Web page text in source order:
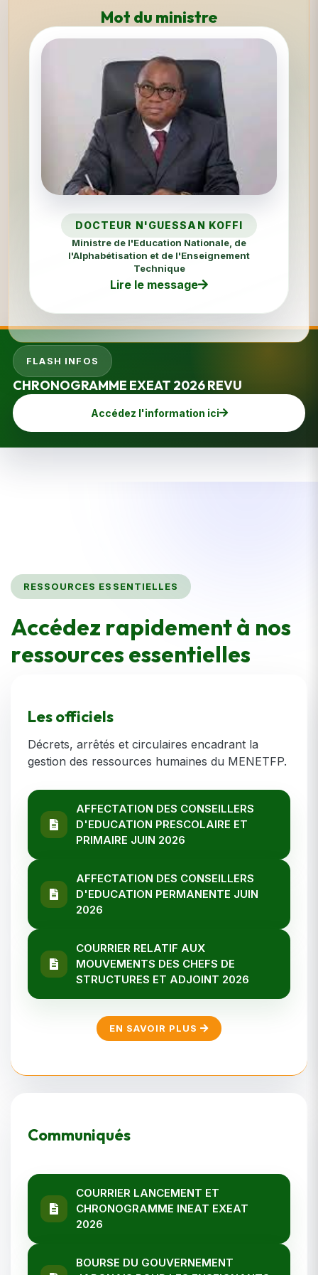
Mot du ministre
DOCTEUR N'GUESSAN KOFFI
Ministre de l'Education Nationale, de
l'Alphabétisation et de l'Enseignement
Technique
Lire le message
FLASH INFOS
CHRONOGRAMME EXEAT 2026 REVU
Accédez l'information ici
RESSOURCES ESSENTIELLES
Accédez rapidementà nos
ressources essentielles
Les officiels
Décrets, arrêtés et circulaires encadrant la
gestion des ressources humaines du MENETFP.
AFFECTATION DES CONSEILLERS
D'EDUCATION PRESCOLAIRE ET
PRIMAIRE JUIN 2026
AFFECTATION DES CONSEILLERS
D'EDUCATION PERMANENTE JUIN
2026
COURRIER RELATIF AUX
MOUVEMENTS DES CHEFS DE
STRUCTURES ET ADJOINT 2026
EN SAVOIR PLUS
Communiqués
COURRIER LANCEMENT ET
CHRONOGRAMME INEAT EXEAT
2026
BOURSE DU GOUVERNEMENT